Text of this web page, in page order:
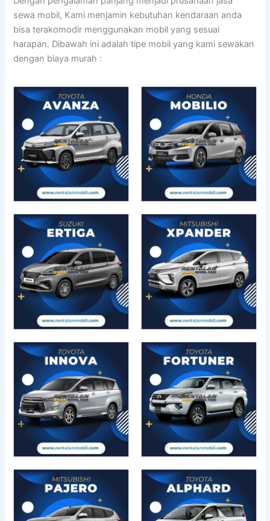
sewa mobil, Kami menjamin kebutuhan kendaraan anda
bisa terakomodir menggunakan mobil yang sesuai
harapan. Dibawah ini adalah tipe mobil yang kami sewakan
dengan biaya murah :